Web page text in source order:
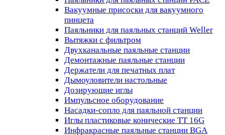
Вакуумные присоски для вакуумного
пинцета
Паяльники для паяльных станций Weller
Вытяжки с фильтром
Двухканальные паяльные станции
Демонтажные паяльные станции
Держатели для печатных плат
Дымоуловители настольные
Дозирующие иглы
Импульсное оборудование
Насадки-сопло для паяльной станции
Иглы пластиковые конические TT 16G
Инфракрасные паяльные станции BGA